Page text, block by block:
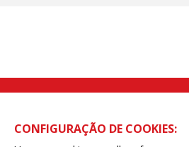
Rua Caetano Pinto nº 575 CEP
CONFIGURAÇÃO DE COOKIES: